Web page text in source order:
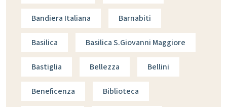
Bandiera Italiana Barnabiti
Basilica Basilica S.giovanni Maggiore
Bastiglia Bellezza Bellini
Beneficenza Biblioteca